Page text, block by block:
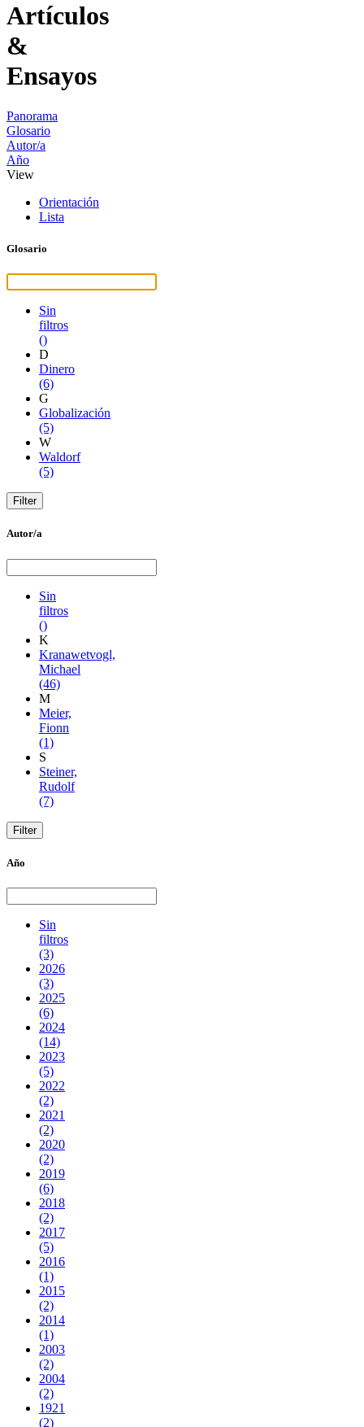
Artículos
&
Ensayos
Panorama
Glosario
Autor/a
Año
View
Orientación
Lista
Glosario
Sin
filtros
()
D
Dinero
(6)
G
Globalización
(5)
W
Waldorf
(5)
Autor/a
Sin
filtros
()
K
Kranawetvogl,
Michael
(46)
M
Meier,
Fionn
(1)
S
Steiner,
Rudolf
(7)
Año
Sin
filtros
(3)
2026
(3)
2025
(6)
2024
(14)
2023
(5)
2022
(2)
2021
(2)
2020
(2)
2019
(6)
2018
(2)
2017
(5)
2016
(1)
2015
(2)
2014
(1)
2003
(2)
2004
(2)
1921
(2)